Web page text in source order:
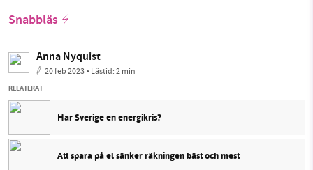
Snabbläs
Anna Nyquist
20 feb 2023• Lästid:2 min
RELATERAT
Har Sverige en energikris?
Att spara på el sänker räkningen bäst och mest